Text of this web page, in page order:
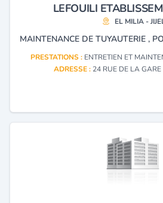
LEFOUILI
EL MILIA -
PRESTATIONS : ENTRETIEN ET
ADRESSE : 24 RUE DE LA GARE